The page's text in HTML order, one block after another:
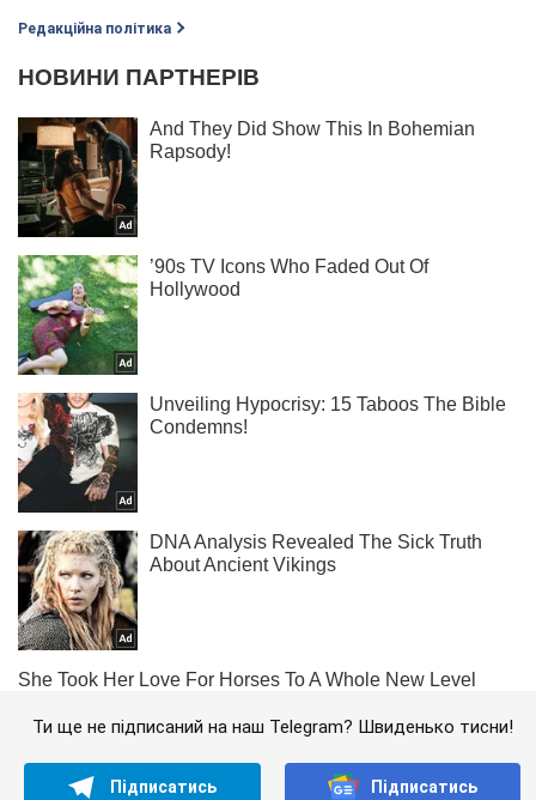
Редакційна політика
Ти ще не підписаний на наш Telegram? Швиденько тисни!
Підписатись Підписатись